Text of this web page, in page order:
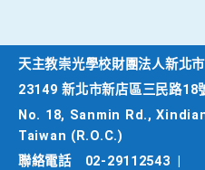
天主教崇光學校財團法人新北
23149 新北市新店區三民路18
No. 18, Sanmin Rd.,
Taiwan (R.O.C.)
聯絡電話
02-29112543